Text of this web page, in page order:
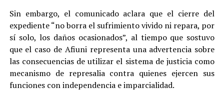
Sin embargo, el comunicado aclara que el cierre del
expediente “no borra el sufrimiento vivido ni repara, por
sí solo, los daños ocasionados”, al tiempo que sostuvo
que el caso de Afiuni representa una advertencia sobre
las consecuencias de utilizar el sistema de justicia como
mecanismo de represalia contra quienes ejercen sus
funciones con independencia e imparcialidad.